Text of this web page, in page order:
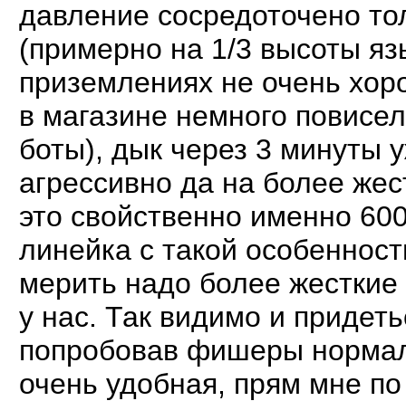
давление сосредоточено
(примерно на 1/3 высоты
приземлениях не очень
в магазине немного
боты), дык через 3 минуты
агрессивно да на более
это свойственно именно
линейка с такой
мерить надо более
у нас. Так видимо и
попробовав фишеры
очень удобная, прям мне по